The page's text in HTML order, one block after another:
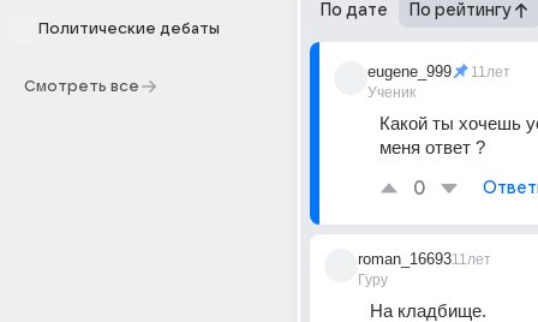
Политические дебаты
Смотреть все
По дате По рейтингу
eugene_999
Ученик
11лет
Какой ты хочешь
меня ответ ?
0
roman_16693
Гуру
11лет
На кладбище.